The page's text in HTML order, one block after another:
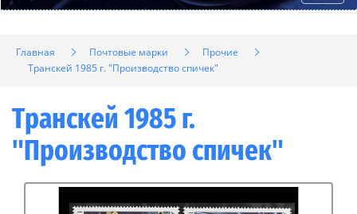
Главная Почтовые марки
Прочие
Транскей 1985 г. "Производство спичек"
Транскей 1985 г.
"Производство спичек"